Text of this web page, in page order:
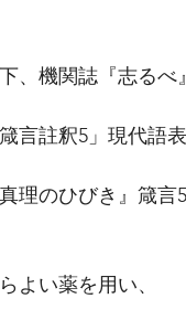
下、機関誌『志る
箴言註釈5」現代語
理のひびき』箴言5
よい薬を用い、